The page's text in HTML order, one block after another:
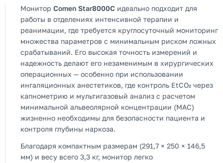
Монитор Comen Star8000C идеально подходит для
работы в отделениях интенсивной терапии и
реанимации, где требуется круглосуточный мониторинг
множества параметров с минимальным риском ложных
срабатываний. Его высокая точность измерений и
надежность делают его незаменимым в хирургических
операционных — особенно при использовании
ингаляционных анестетиков, где контроль EtCO₂ через
капнометрию и мультигазовый анализ с расчетом
минимальной альвеолярной концентрации (MAC)
жизненно необходимы для безопасности пациента и
контроля глубины наркоза.
Благодаря компактным размерам (291,7 × 250 × 146,5
мм) и весу всего 3,3 кг, монитор легко